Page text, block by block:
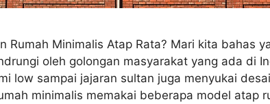
Rumah Minimalis Atap Rata? Mari kita bahas
oleh golongan masyarakat yang ada di
low sampai jajaran sultan juga menyukai
minimalis memakai beberapa model atap